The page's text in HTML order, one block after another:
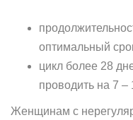
оптимальный
цикл более 28
проводить на 7 –
Женщинам с